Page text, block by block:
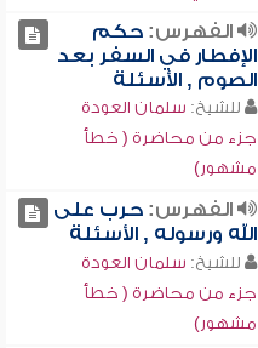
الفهرس:حكم
الإفطار في السفر بعد
الصوم , الأسئلة
للشيخ: سلمان العودة
جزء من محاضرة ( خطأ
مشهور)
الفهرس:حرب على
الله ورسوله , الأسئلة
للشيخ: سلمان العودة
جزء من محاضرة ( خطأ
مشهور)